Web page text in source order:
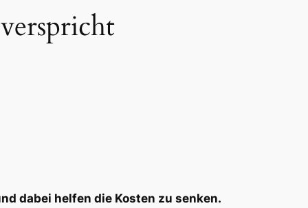
dabei helfen die Kosten zu senken.